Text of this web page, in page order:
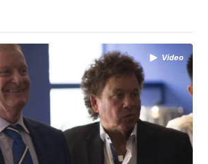
Video